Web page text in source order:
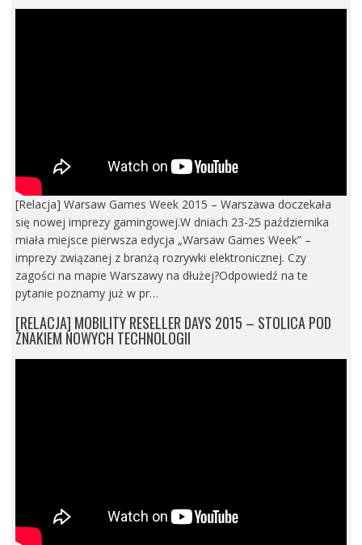
[Relacja] Warsaw Games Week 2015 – Warszawa doczekała
się nowej imprezy gamingowej.W dniach 23-25 października
miała miejsce pierwsza edycja „Warsaw Games Week” –
imprezy związanej z branżą rozrywki elektronicznej. Czy
zagości na mapie Warszawy na dłużej?Odpowiedź na te
pytanie poznamy już w pr…
[RELACJA] MOBILITY RESELLER DAYS 2015 – STOLICA POD
ZNAKIEM NOWYCH TECHNOLOGII